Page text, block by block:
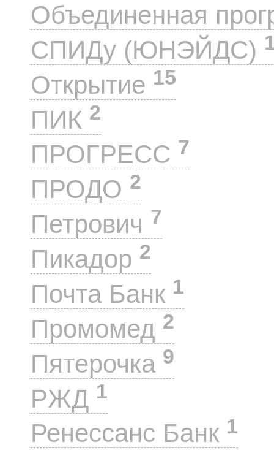
Объединенная
СПИДу (ЮНЭЙДС)
Открытие 15
ПИК 2
ПРОГРЕСС 7
ПРОДО 2
Петрович 7
Пикадор 2
Почта Банк 1
Промомед 2
Пятерочка 9
РЖД 1
Ренессанс Банк 1